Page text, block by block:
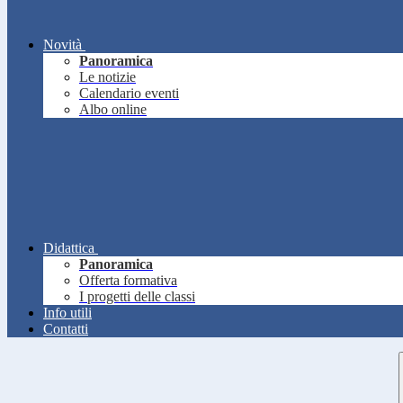
Novità
Panoramica
Le notizie
Calendario eventi
Albo online
Didattica
Panoramica
Offerta formativa
I progetti delle classi
Info utili
Contatti